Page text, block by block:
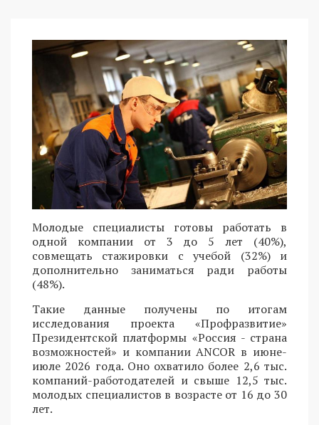
Молодые специалисты готовы работать в
одной компании от 3 до 5 лет (40%),
совмещать стажировки с учебой (32%) и
дополнительно заниматься ради работы
(48%).
Такие данные получены по итогам
исследования проекта «Профразвитие»
Президентской платформы «Россия - страна
возможностей» и компании ANCOR в июне-
июле 2026 года. Оно охватило более 2,6 тыс.
компаний-работодателей и свыше 12,5 тыс.
молодых специалистов в возрасте от 16 до 30
лет.